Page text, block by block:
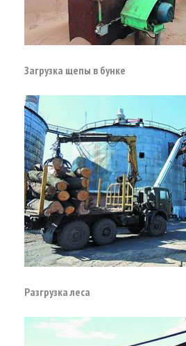
Загрузка щепы в бунке
Разгрузка леса